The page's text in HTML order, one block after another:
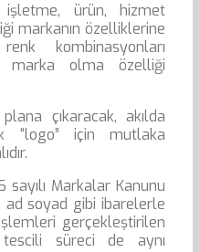
ürün, hizmet
markanın özelliklerine
kombinasyonları
marka olma özelliği
çıkaracak, akılda
“logo” için mutlaka
Markalar Kanunu
ad soyad gibi ibarelerle
gerçekleştirilen
süreci de aynı